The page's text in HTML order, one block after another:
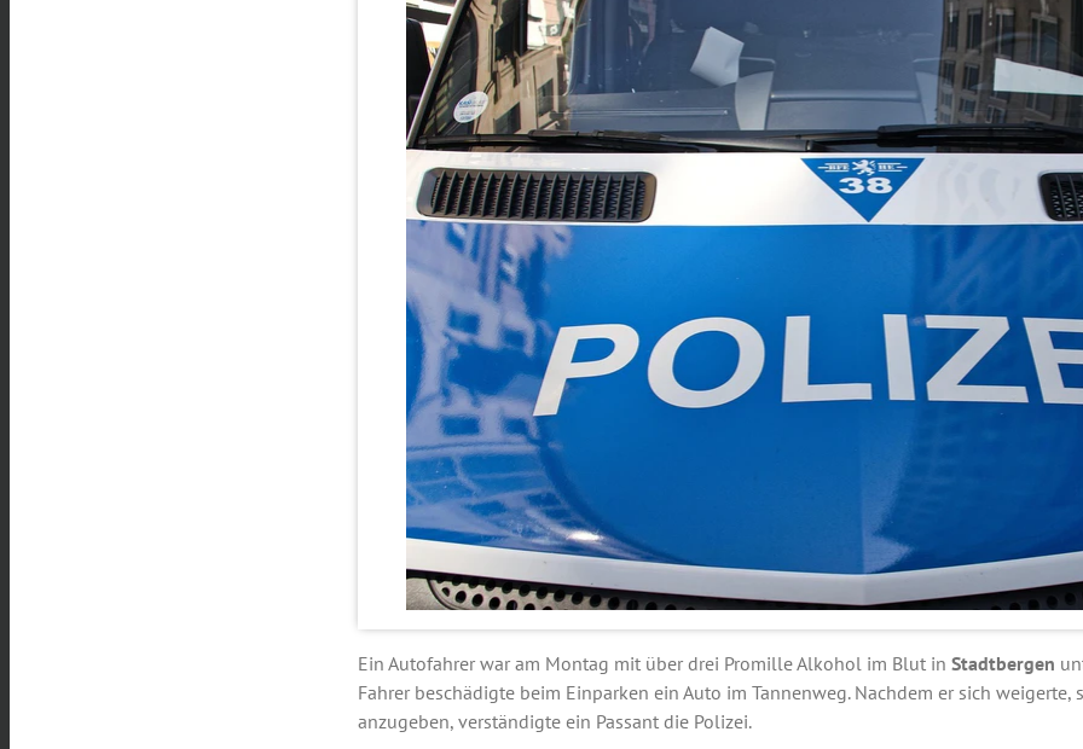
Ein Autofahrer war am Montag mit über drei Promille Alkohol im Blut in Stadtbergen
Fahrer beschädigte beim Einparken ein Auto im Tannenweg. Nachdem er sich weigerte,
anzugeben, verständigte ein Passant die Polizei.